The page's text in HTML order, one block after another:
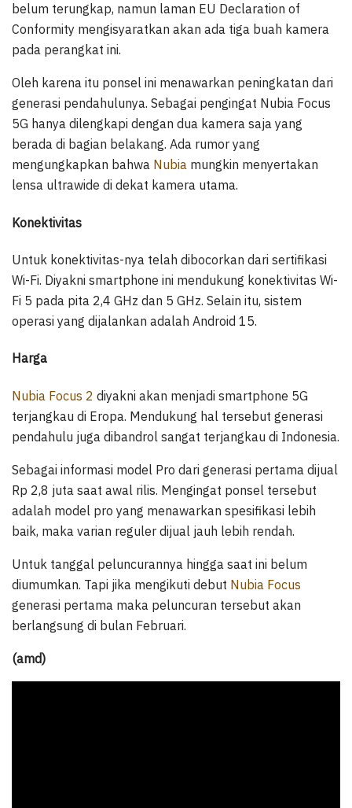
belum terungkap, namun laman EU Declaration of
Conformity mengisyaratkan akan ada tiga buah kamera
pada perangkat ini.
Oleh karena itu ponsel ini menawarkan peningkatan dari
generasi pendahulunya. Sebagai pengingat Nubia Focus
5G hanya dilengkapi dengan dua kamera saja yang
berada di bagian belakang. Ada rumor yang
mengungkapkan bahwa Nubia mungkin menyertakan
lensa ultrawide di dekat kamera utama.
Konektivitas
Untuk konektivitas-nya telah dibocorkan dari sertifikasi
Wi-Fi. Diyakni smartphone ini mendukung konektivitas Wi-
Fi 5 pada pita 2,4 GHz dan 5 GHz. Selain itu, sistem
operasi yang dijalankan adalah Android 15.
Harga
Nubia Focus 2 diyakni akan menjadi smartphone 5G
terjangkau di Eropa. Mendukung hal tersebut generasi
pendahulu juga dibandrol sangat terjangkau di Indonesia.
Sebagai informasi model Pro dari generasi pertama dijual
Rp 2,8 juta saat awal rilis. Mengingat ponsel tersebut
adalah model pro yang menawarkan spesifikasi lebih
baik, maka varian reguler dijual jauh lebih rendah.
Untuk tanggal peluncurannya hingga saat ini belum
diumumkan. Tapi jika mengikuti debut Nubia Focus
generasi pertama maka peluncuran tersebut akan
berlangsung di bulan Februari.
(amd)